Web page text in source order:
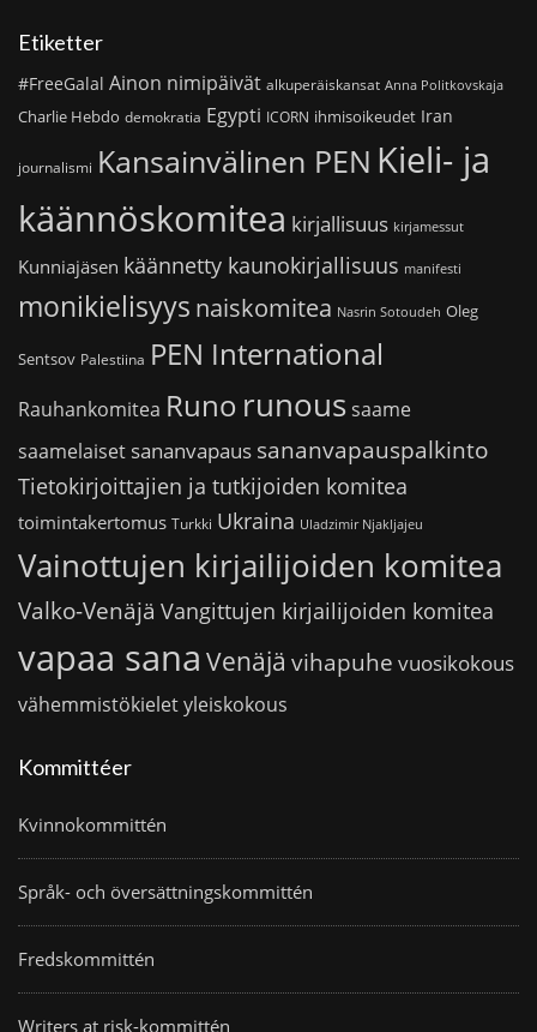
Etiketter
#FreeGalal Ainon nimipäivät alkuperäiskansat Anna Politkovskaja
Charlie Hebdo demokratia Egypti ICORN ihmisoikeudet Iran
journalismi Kansainvälinen PEN Kieli- ja
käännöskomitea kirjallisuus kirjamessut
Kunniajäsen käännetty kaunokirjallisuus manifesti
monikielisyys naiskomitea Nasrin Sotoudeh Oleg
Sentsov Palestiina PEN International
Rauhankomitea Runo runoussaame
saamelaiset sananvapaus sananvapauspalkinto
Tietokirjoittajien ja tutkijoiden komitea
toimintakertomus Turkki Ukraina Uladzimir Njakljajeu
Vainottujen kirjailijoiden komitea
Valko-Venäjä Vangittujen kirjailijoiden komitea
vapaa sana Venäjä vihapuhe vuosikokous
vähemmistökieletyleiskokous
Kommittéer
Kvinnokommittén
Språk- och översättningskommittén
Fredskommittén
Writers at risk-kommittén